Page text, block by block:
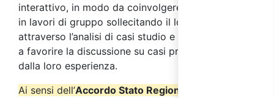
interattivo, in modo da coinvolgere i partecipanti
in lavori di gruppo sollecitando il loro interesse
attraverso l’analisi di casi studio e simulazioni volte
a favorire la discussione su casi pratici provenienti
dalla loro esperienza.
Ai sensi dell’Accordo Stato Regioni del